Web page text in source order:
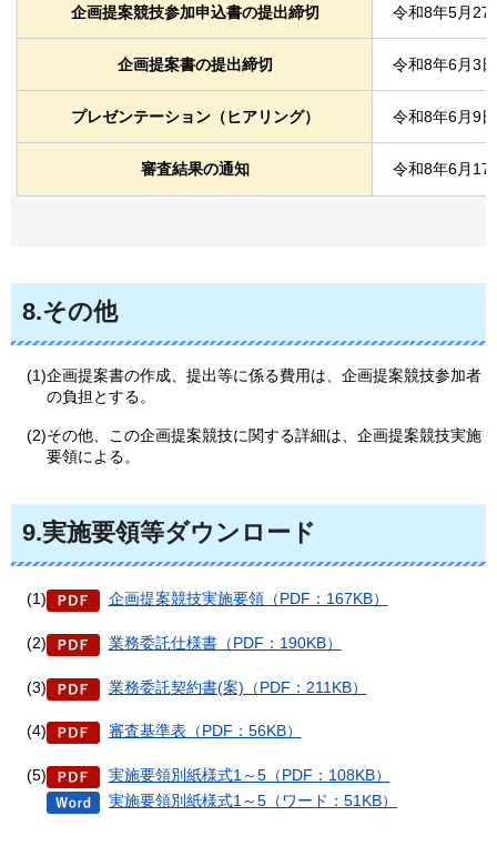
企画提案競技参加申込書の提出締切 令和8年5月27
企画提案書の提出締切 令和8年6月3
プレゼンテーション（ヒアリング） 令和8年6月9
審査結果の通知 令和8年6月17
8.その他
(1)企画提案書の作成、提出等に係る費用は、企画提案競技参加者
の負担とする。
(2)その他、この企画提案競技に関する詳細は、企画提案競技実施
要領による。
9.実施要領等ダウンロード
(1) 企画提案競技実施要領（PDF：167KB）
(2) 業務委託仕様書（PDF：190KB）
(3) 業務委託契約書(案)（PDF：211KB）
(4) 審査基準表（PDF：56KB）
(5)
実施要領別紙様式1～5（PDF：108KB）
実施要領別紙様式1～5（ワード：51KB）